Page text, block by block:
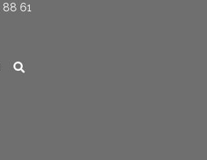
88 61